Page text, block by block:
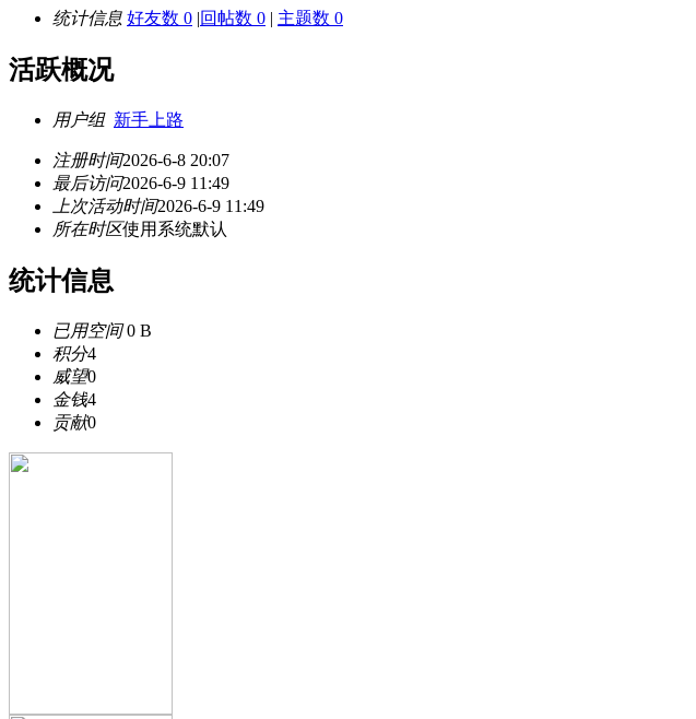
统计信息 好友数 0 |回帖数 0 | 主题数 0
活跃概况
用户组 新手上路
注册时间2026-6-8 20:07
最后访问2026-6-9 11:49
上次活动时间2026-6-9 11:49
所在时区使用系统默认
统计信息
已用空间0 B
积分4
威望0
金钱4
贡献0